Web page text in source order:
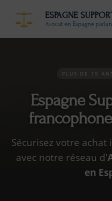
ESPAGNE
Avocat en Espagne
PLUS DE 15
Espagne
Sécurisez votre
avec notre réseau d'
en